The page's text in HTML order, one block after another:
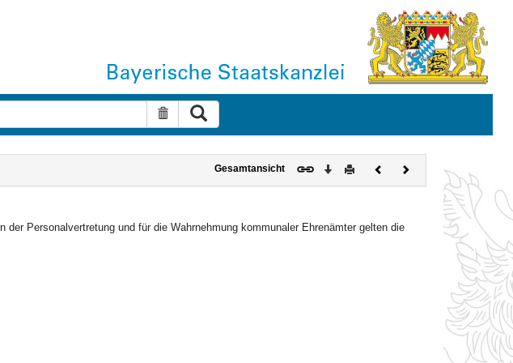
Suche zurücksetzen
Gesamtansicht Download
DruckenVorherigesNächstes
Dokument
der Personalvertretung und für die Wahrnehmung kommunaler Ehrenämter gelten die